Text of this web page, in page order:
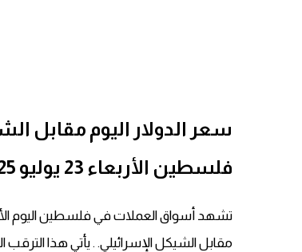
سعر الدولار اليوم مقابل
فلسطين الأربعاء 23 يوليو 2025
مقابل الشيكل الإسرائيلي. . يأتي هذا